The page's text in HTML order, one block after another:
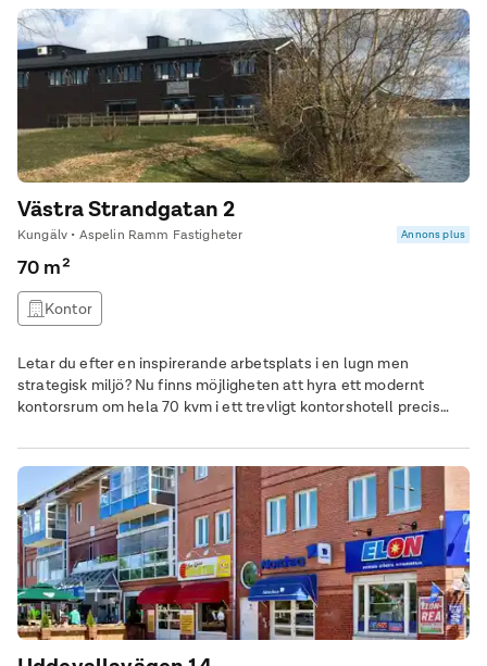
Västra Strandgatan 2
Kungälv • Aspelin Ramm Fastigheter Annons plus
70 m²
Kontor
Letar du efter en inspirerande arbetsplats i en lugn men
strategisk miljö? Nu finns möjligheten att hyra ett modernt
kontorsrum om hela 70 kvm i ett trevligt kontorshotell precis